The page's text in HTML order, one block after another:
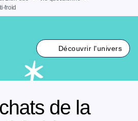
froid
Découvrir l'univers
de la